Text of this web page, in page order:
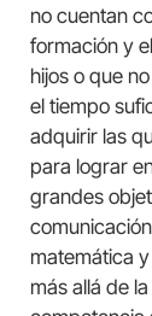
no cuentan
formación y
hijos o que
el tiempo
adquirir las
para lograr
grandes
matemática
más allá de